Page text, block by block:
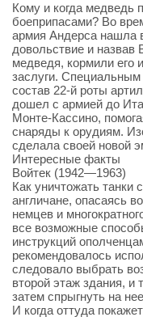
Кому и когда медведь
боеприпасами? Во
армия Андерса нашла
довольствие и
медведя, кормили его
заслуги.
состав 22-й роты
дошел с армией до
Монте-Кассино,
снаряды к орудиям.
сделала своей новой
Интересные факты
Войтек (1942—1963)
Как уничтожать
англичане, опасаясь
немцев и
все возможные
инструкций
рекомендовалось
следовало выбрать
второй этаж здания,
затем спрыгнуть на
И когда оттуда